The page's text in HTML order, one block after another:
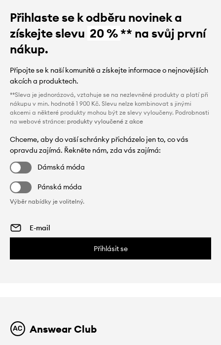
Přihlaste se k odběru novinek a
získejte slevu 20 %** na svůj první
nákup.
Připojte se k naší komunitě a získejte informace o nejnovějších
akcích a produktech.
**Sleva je jednorázová, vztahuje se na nezlevněné produkty a platí při
nákupu v min. hodnotě 1 900 Kč. Slevu nelze kombinovat s jinými
akcemi a některé produkty mohou být ze slevy vyloučeny. Podrobnosti
na webové stránce: produkty vyloučené z akce
Chceme, aby do vaší schránky přicházelo jen to, co vás
opravdu zajímá. Řekněte nám, zda vás zajímá:
Dámská móda
Pánská móda
Výběr nabídky je volitelný.
Přihlásit se
Answear Club